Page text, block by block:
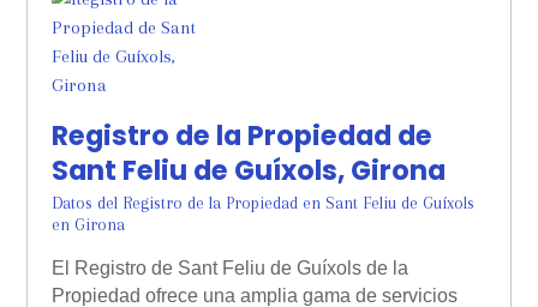
Registro de la Propiedad de
Sant Feliu de Guíxols, Girona
Datos del Registro de la Propiedad en Sant Feliu de Guíxols
en Girona
El Registro de Sant Feliu de Guíxols de la
Propiedad ofrece una amplia gama de servicios